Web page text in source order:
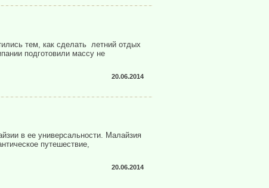
тем, как сделать летний отдых
подготовили массу не
20.06.2014
в ее универсальности. Малайзия
путешествие,
20.06.2014